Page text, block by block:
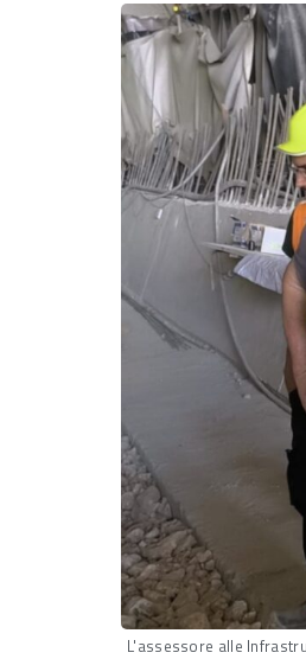
L'assessore alle